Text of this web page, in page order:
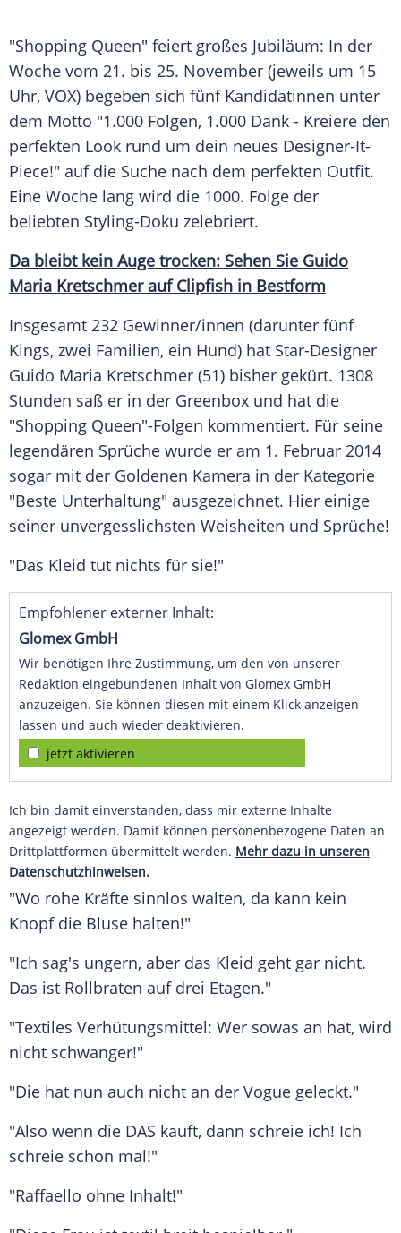
"Shopping Queen" feiert großes Jubiläum: In der
Woche vom 21. bis 25. November (jeweils um 15
Uhr, VOX) begeben sich fünf Kandidatinnen unter
dem Motto "1.000 Folgen, 1.000 Dank - Kreiere den
perfekten Look rund um dein neues Designer-It-
Piece!" auf die Suche nach dem perfekten Outfit.
Eine Woche lang wird die 1000. Folge der
beliebten Styling-Doku zelebriert.
Da bleibt kein Auge trocken: Sehen Sie Guido
Maria Kretschmer auf Clipfish in Bestform
Insgesamt 232 Gewinner/innen (darunter fünf
Kings, zwei Familien, ein Hund) hat Star-Designer
Guido Maria Kretschmer (51) bisher gekürt. 1308
Stunden saß er in der Greenbox und hat die
"Shopping Queen"-Folgen kommentiert. Für seine
legendären Sprüche wurde er am 1. Februar 2014
sogar mit der Goldenen Kamera in der Kategorie
"Beste Unterhaltung" ausgezeichnet. Hier einige
seiner unvergesslichsten Weisheiten und Sprüche!
"Das Kleid tut nichts für sie!"
Empfohlener externer Inhalt:
Glomex GmbH
Wir benötigen Ihre Zustimmung, um den von unserer
Redaktion eingebundenen Inhalt von Glomex GmbH
anzuzeigen. Sie können diesen mit einem Klick anzeigen
lassen und auch wieder deaktivieren.
jetzt aktivieren
Ich bin damit einverstanden, dass mir externe Inhalte
angezeigt werden. Damit können personenbezogene Daten an
Drittplattformen übermittelt werden. Mehr dazu in unseren
Datenschutzhinweisen.
"Wo rohe Kräfte sinnlos walten, da kann kein
Knopf die Bluse halten!"
"Ich sag's ungern, aber das Kleid geht gar nicht.
Das ist Rollbraten auf drei Etagen."
"Textiles Verhütungsmittel: Wer sowas an hat, wird
nicht schwanger!"
"Die hat nun auch nicht an der Vogue geleckt."
"Also wenn die DAS kauft, dann schreie ich! Ich
schreie schon mal!"
"Raffaello ohne Inhalt!"